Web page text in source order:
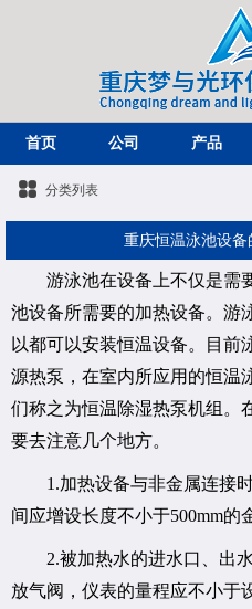
首页 公司 产品
分类列表
重庆恒温泳池设备
游泳池在设备上不仅是需
池设备所需要的加热设备。游
以都可以安装恒温设备。目前
源热泵，在室内所应用的恒温
们称之为恒温除湿热泵机组。
要去注意几个地方。
1.加热设备与非金属连接时
间应增设长度不小于500mm的
2.被加热水的进水口、出水
放气阀，仪表的量程应不小于